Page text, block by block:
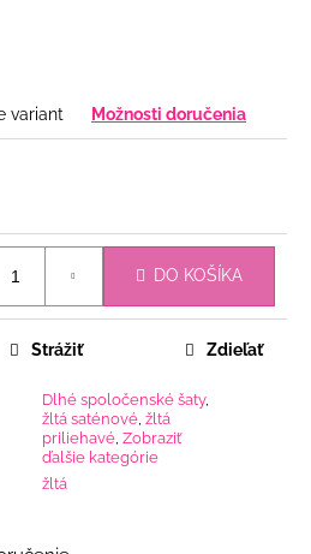
variant Možnosti doručenia
DO KOŠÍKA
Dlhé spoločenské šaty,
žltá saténové žltá
priliehavé Zobraziť
ďalšie kategórie
žltá
Strážiť Zdieľať